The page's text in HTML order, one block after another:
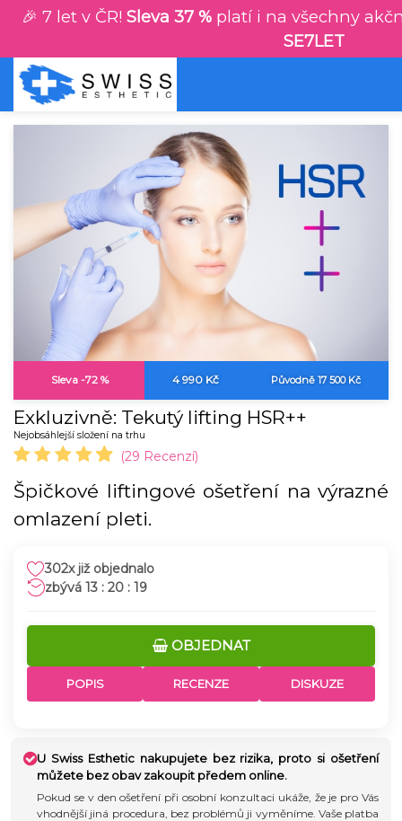
🎉 7 let v ČR! Sleva 37 %platí i na všechny
SE7LET
Sleva -72 % 4 990 Kč Původně 17 500 Kč
Exkluzivně: Tekutý lifting HSR++
Nejobsáhlejší složení na trhu
(29 Recenzí)
Špičkové liftingové ošetření na výrazné
omlazení pleti.
302x již objednalo
13 : 20 : 18
OBJEDNAT
POPIS RECENZE DISKUZE
U Swiss Esthetic nakupujete bez rizika, proto si ošetření
můžete bez obav zakoupit předem online.
Pokud se v den ošetření při osobní konzultaci ukáže, že je pro Vás
vhodnější jiná procedura, bez problémů ji vyměníme. Vaše platba